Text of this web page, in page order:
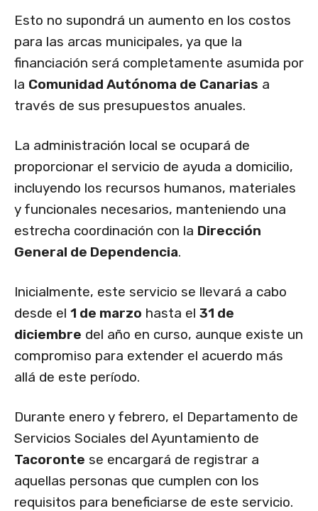
Esto no supondrá un aumento en los costos
para las arcas municipales, ya que la
financiación será completamente asumida por
la Comunidad Autónoma de Canarias a
través de sus presupuestos anuales.
La administración local se ocupará de
proporcionar el servicio de ayuda a domicilio,
incluyendo los recursos humanos, materiales
y funcionales necesarios, manteniendo una
estrecha coordinación con la Dirección
General de Dependencia.
Inicialmente, este servicio se llevará a cabo
desde el 1 de marzo hasta el 31 de
diciembre del año en curso, aunque existe un
compromiso para extender el acuerdo más
allá de este período.
Durante enero y febrero, el Departamento de
Servicios Sociales del Ayuntamiento de
Tacoronte se encargará de registrar a
aquellas personas que cumplen con los
requisitos para beneficiarse de este servicio.